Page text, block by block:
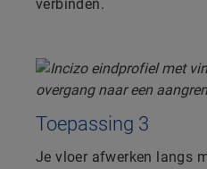
verbinden.
Toepassing 3
Je vloer afwerken langs